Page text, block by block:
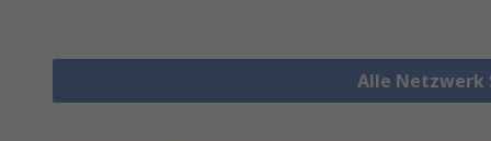
Alle Netzwerk